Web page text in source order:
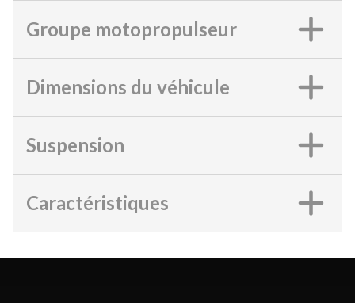
Groupe motopropulseur
Dimensions du véhicule
Suspension
Caractéristiques